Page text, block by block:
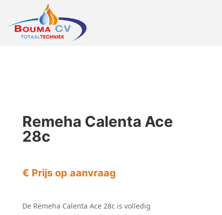
Remeha Calenta Ace
28c
€ Prijs op aanvraag
De Remeha Calenta Ace 28c is volledig